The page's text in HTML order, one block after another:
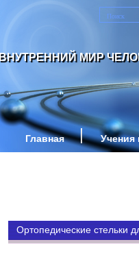
ВНУТРЕННИЙ МИР
Главная Учения
Ортопедические стельки